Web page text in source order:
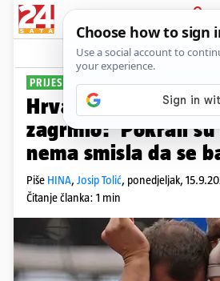
PRIJAVA
Sport
PRIJESTUP ODLUČIO
Hrvat ostao bez
zagrmio: 'Pokrali su
nema smisla da se
Piše HINA, Josip Tolić, ponedjeljak,
Čitanje članka: 1 min